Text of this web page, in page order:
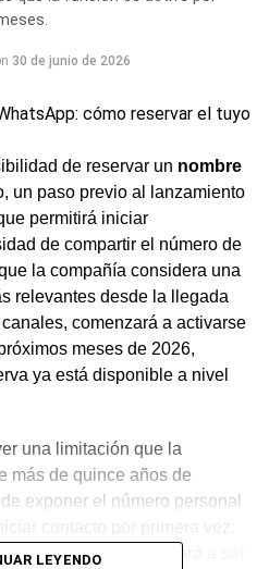
30 de junio de 2026
de reservar un nombre
un paso previo al lanzamiento
permitirá iniciar
de compartir el número de
la compañía considera una
relevantes desde la llegada
comenzará a activarse
meses de 2026,
ya está disponible a nivel
una limitación que la
más de quince años de
exponer el número personal
esa exposición pasará a ser
LEYENDO